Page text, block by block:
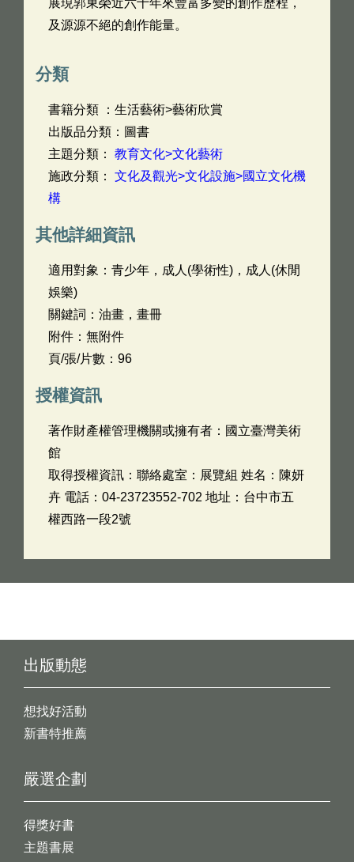
展現郭東榮近六十年來豐富多變的創作歷程，
及源源不絕的創作能量。
分類
書籍分類 ：生活藝術>藝術欣賞
出版品分類：圖書
主題分類： 教育文化>文化藝術
施政分類： 文化及觀光>文化設施>國立文化機
構
其他詳細資訊
適用對象：青少年，成人(學術性)，成人(休閒
娛樂)
關鍵詞：油畫，畫冊
附件：無附件
頁/張/片數：96
授權資訊
著作財產權管理機關或擁有者：國立臺灣美術
館
取得授權資訊：聯絡處室：展覽組 姓名：陳妍
卉 電話：04-23723552-702 地址：台中市五
權西路一段2號
出版動態
想找好活動
新書特推薦
嚴選企劃
得獎好書
主題書展